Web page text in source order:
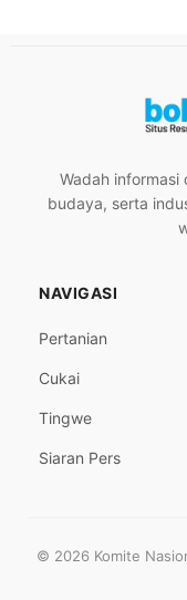
Wadah informasi
budaya, serta
NAVIGASI
Pertanian
Cukai
Tingwe
Siaran Pers
© 2026 Komite